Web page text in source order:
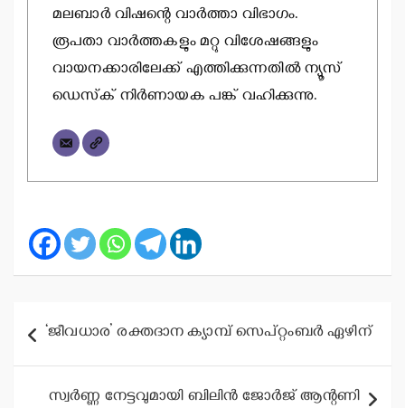
മലബാര്‍ വിഷന്റെ വാര്‍ത്താ വിഭാഗം.
രൂപതാ വാര്‍ത്തകളും മറ്റു വിശേഷങ്ങളും
വായനക്കാരിലേക്ക് എത്തിക്കുന്നതില്‍ ന്യൂസ്
ഡെസ്‌ക് നിര്‍ണായക പങ്ക് വഹിക്കുന്നു.
Post
navigation
‘ജീവധാര’ രക്തദാന ക്യാമ്പ് സെപ്റ്റംബര്‍ ഏഴിന്
സ്വര്‍ണ്ണ നേട്ടവുമായി ബിലിന്‍ ജോര്‍ജ് ആന്റണി